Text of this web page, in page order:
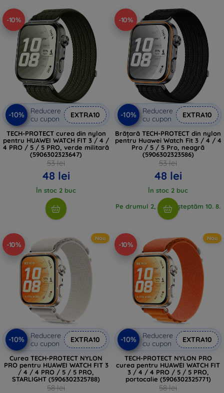
-10%
-10%
Reducere
cu cupon
EXTRA10
TECH-PROTECT curea din nylon
pentru HUAWEI WATCH FIT 3 / 4 /
4 PRO / 5 / 5 PRO, verde militară
(5906302323647)
53 lei
48 lei
În stoc 2 buc
-10%
-10%
Reducere
cu cupon
EXTRA10
Brățară TECH-PROTECT din nylon
pentru Huawei Watch Fit 3 / 4 / 4
Pro / 5 / 5 Pro, neagră
(5906302323586)
53 lei
48 lei
În stoc 2 buc
Pe drumul 2, buc, așteptăm 10. 8.
2026
-10%
Nou
-10%
Reducere
cu cupon
EXTRA10
Curea TECH-PROTECT NYLON
PRO pentru HUAWEI WATCH FIT 3
/ 4 / 4 PRO / 5 / 5 PRO,
STARLIGHT (5906302325788)
58 lei
-10%
Nou
-10%
Reducere
cu cupon
EXTRA10
TECH-PROTECT NYLON PRO
curea pentru HUAWEI WATCH FIT
3 / 4 / 4 PRO / 5 / 5 PRO,
portocalie (5906302325771)
58 lei